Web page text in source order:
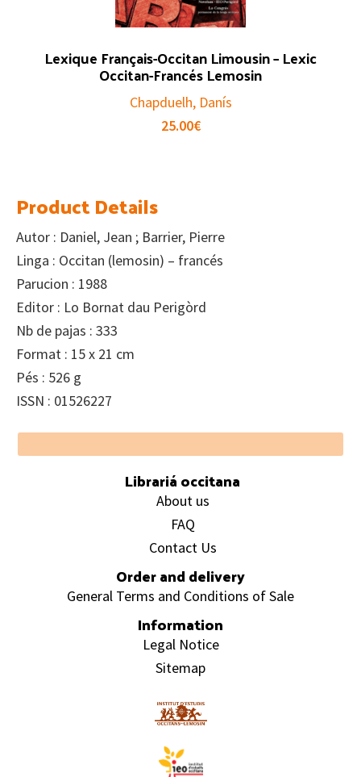
Lexique Français-Occitan Limousin – Lexic
Occitan-Francés Lemosin
Chapduelh, Danís
25.00€
Product Details
Autor : Daniel, Jean ; Barrier, Pierre
Linga : Occitan (lemosin) – francés
Parucion : 1988
Editor : Lo Bornat dau Perigòrd
Nb de pajas : 333
Format : 15 x 21 cm
Pés : 526 g
ISSN : 01526227
Footer
Librariá occitana
About us
FAQ
Contact Us
Order and delivery
General Terms and Conditions of Sale
Information
Legal Notice
Sitemap